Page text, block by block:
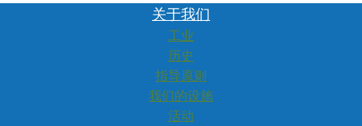
关于我们
工业
历史
指导原则
我们的设施
活动